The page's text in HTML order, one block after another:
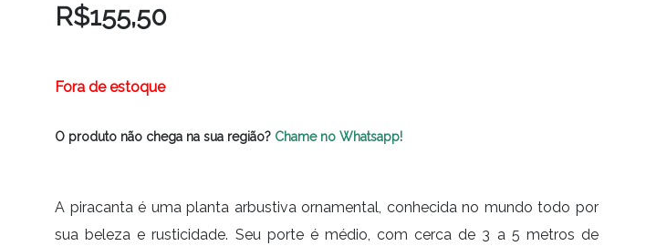
R$155,50
Fora de estoque
O produto não chega na sua região? Chame no Whatsapp!
A piracanta é uma planta arbustiva ornamental, conhecida no mundo todo por
sua beleza e rusticidade. Seu porte é médio, com cerca de 3 a 5 metros de